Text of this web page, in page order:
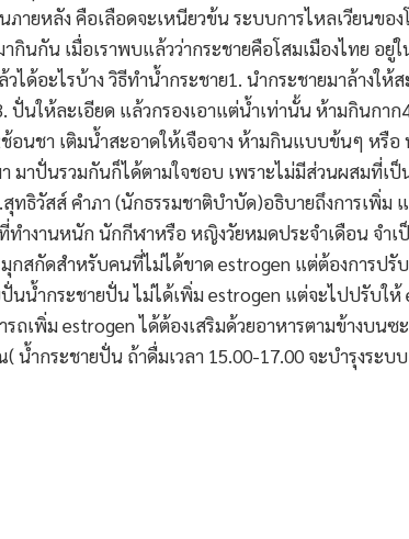
ายหลัง คือเลือดจะเหนียวข้น ระบบการไหลเวียนข
กัน เมื่อเราพบแล้วว่ากระชายคือโสมเมืองไทย อยู่
ด้อะไรบ้าง วิธีทำน้ำกระชาย1. นำกระชายมาล้างใ
นให้ละเอียด แล้วกรองเอาแต่น้ำเท่านั้น ห้ามกินกาก
อนชา เติมน้ำสะอาดให้เจือจาง ห้ามกินแบบข้นๆ หรื
มาปั่นรวมกันก็ได้ตามใจชอบ เพราะไม่มีส่วนผสมที่เ
ธิวัสส์ คำภา (นักธรรมชาติบำบัด)อธิบายถึงการเพิ่ม
งานหนัก นักกีฬาหรือ หญิงวัยหมดประจำเดือน จำเ
กสกัดสำหรับคนที่ไม่ได้ขาด estrogen แต่ต้องการปรั
นน้ำกระชายปั่น ไม่ได้เพิ่ม estrogen แต่จะไปปรับ
ถเพิ่ม estrogen ได้ต้องเสริมด้วยอาหารตามข้างบน
ำกระชายปั่น ถ้าดื่มเวลา 15.00-17.00 จะบำรุงระ